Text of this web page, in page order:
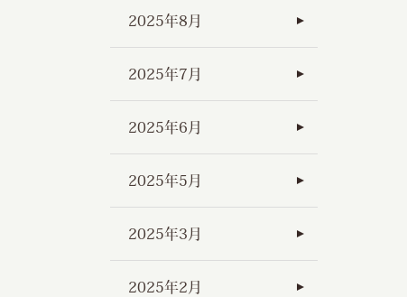
2025年8月
2025年7月
2025年6月
2025年5月
2025年3月
2025年2月